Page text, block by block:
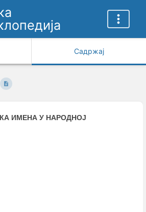
Садржај
ИМЕНА У НАРОДНОЈ